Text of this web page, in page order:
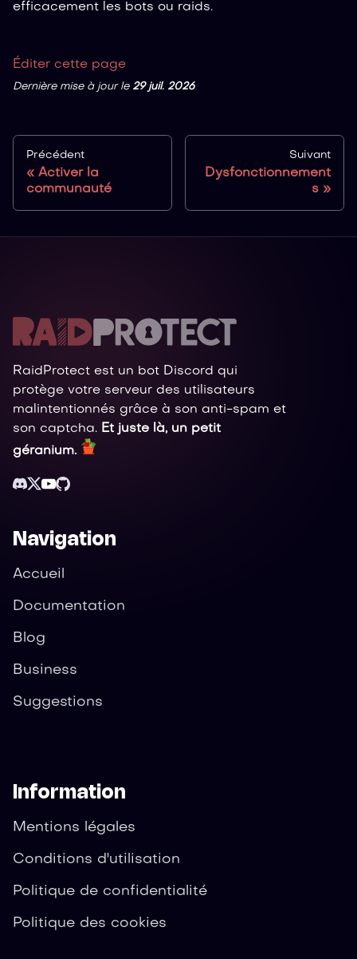
efficacement les bots ou raids.
Éditer cette page
Dernière mise à jourle 29 juil. 2026
Précédent
Activer la
communauté
Suivant
Dysfonctionnement
s
RaidProtect est un bot Discord qui
protège votre serveur des utilisateurs
malintentionnés grâce à son anti-spam et
son captcha. Et juste là, un petit
géranium.
Navigation
Accueil
Documentation
Blog
Business
Suggestions
Information
Mentions légales
Conditions d'utilisation
Politique de confidentialité
Politique des cookies